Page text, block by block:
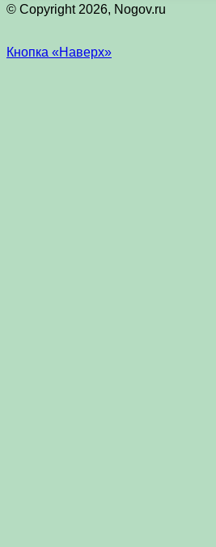
© Copyright 2026, Nogov.ru
Кнопка «Наверх»